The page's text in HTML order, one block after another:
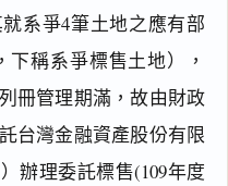
系爭4筆土地之應有部
下稱系爭標售土地），
冊管理期滿，故由財政
台灣金融資產股份有限
辦理委託標售(109年度